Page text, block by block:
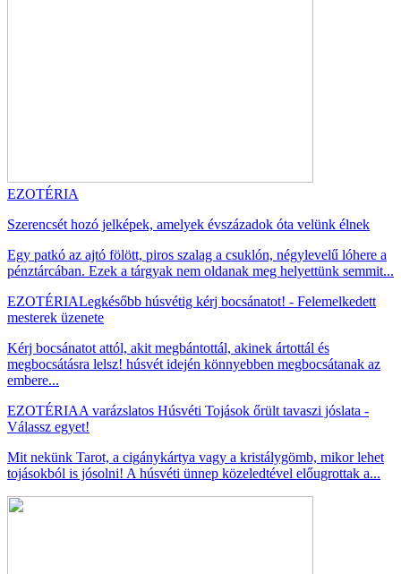
EZOTÉRIA
Szerencsét hozó jelképek, amelyek évszázadok óta velünk élnek
Egy patkó az ajtó fölött, piros szalag a csuklón, négylevelű lóhere a
pénztárcában. Ezek a tárgyak nem oldanak meg helyettünk semmit...
EZOTÉRIALegkésőbb húsvétig kérj bocsánatot! - Felemelkedett
mesterek üzenete
Kérj bocsánatot attól, akit megbántottál, akinek ártottál és
megbocsátásra lelsz! húsvét idején könnyebben megbocsátanak az
embere...
EZOTÉRIAA varázslatos Húsvéti Tojások őrült tavaszi jóslata -
Válassz egyet!
Mit nekünk Tarot, a cigánykártya vagy a kristálygömb, mikor lehet
tojásokból is jósolni! A húsvéti ünnep közeledtével előugrottak a...